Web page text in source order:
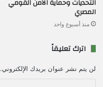
التحديات وحماية الأمن القومي
المصري
منذ أسبوع واحد
اترك تعليقاً
لن يتم نشر عنوان بريدك الإلكتروني.